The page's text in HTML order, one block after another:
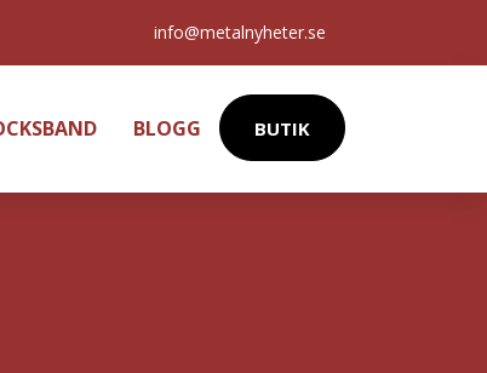
info@metalnyheter.se
BLOGG BUTIK